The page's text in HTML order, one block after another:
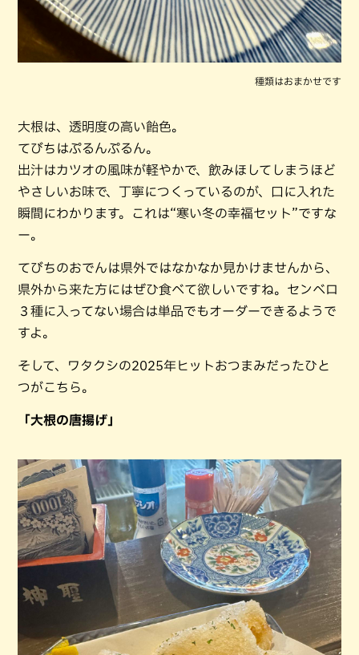
種類はおまかせです
大根は、透明度の高い飴色。
てびちはぷるんぷるん。
出汁はカツオの風味が軽やかで、飲みほしてしまうほど
やさしいお味で、丁寧につくっているのが、口に入れた
瞬間にわかります。これは“寒い冬の幸福セット”ですな
ー。
てびちのおでんは県外ではなかなか見かけませんから、
県外から来た方にはぜひ食べて欲しいですね。センベロ
３種に入ってない場合は単品でもオーダーできるようで
すよ。
そして、ワタクシの2025年ヒットおつまみだったひと
つがこちら。
「大根の唐揚げ」